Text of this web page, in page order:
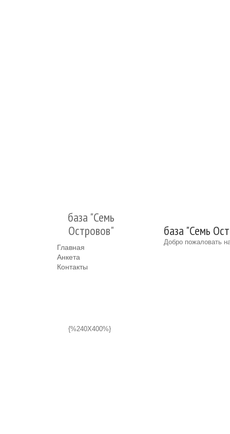
база "Семь
Островов"
Главная
Анкета
Контакты
{%240X400%}
база "Семь
Добро пожаловать